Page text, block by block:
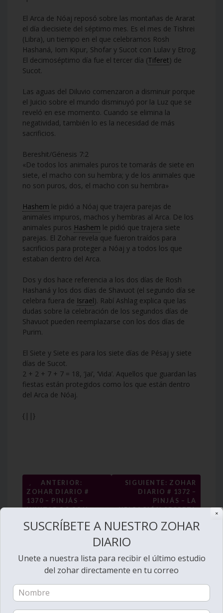
El Arca de Nóaj reposó sobre las montañas de Ararat
el día diecisiete del séptimo mes. Es el mes de Tishrei
(Libra), un tiempo en el que celebramos Rosh
Hashaná, Iom Kipur, Shofar y Sucot con Lulav y Etrog.
El decimoséptimo día fue el tercer día (Tiferet) de
Sucot.
Las aguas del Diluvio comenzaron a disminuir porque
el Juicio sobre el mundo disminuyó por la Luz que se
reveló en ese momento. Cuando se elimina la
negatividad, también lo es la necesidad de más
sacrificios.
Bereshit/Génesis 7:2
«De todos los animales puros te tomarás de siete en
siete, el macho con su hembra; y de los animales que
no son puros, dos, el macho con su hembra»
Hashem le pidió a Nóaj que trajera parejas de
animales impuros, machos y hembras al Arca. De los
animales puros Hashem le pidió que trajera siete
parejas. El Zohar revela que fueron traídos para
sacrificios para proteger a Nóaj y a todos los que
estaban dentro del Arca.
Dos y dos hace referencia a los dos días de Rosh
Hashaná y los dos días de Shavuot (el segundo día se
celebra fuera de Israel). Rabí Ashlag explica que las
dudas sobre la celebración de los segundos días de
Shavuot pueden reemplazarse con los dos días de
Purim.
El Siete y Siete es para los siete días de Pésaj y siete
días de Sucot.
2 + 2 + 7 + 7 = 18, ‘Jai’, ‘Vida’. Aquellos que guardan las
fiestas están protegidos como los que están dentro
del Arca de Nóaj.
{||}
Navegación
de
entradas
←
ANTERIOR:
ZOHAR DIARIO #
1370 – PINJÁS –
INVITADOS CON
DONES DE
BENDICIONES
SIGUIENTE: ZOHAR
DIARIO # 1372 –
PINJÁS – LA
UBICACIÓN SECRETA
→
✕
SUSCRÍBETE A NUESTRO ZOHAR
DIARIO
Unete a nuestra lista para recibir el último estudio
del zohar directamente en tu correo